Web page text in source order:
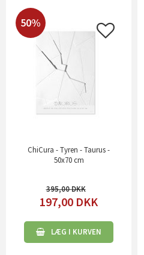
50%
ChiCura - Tyren - Taurus -
50x70 cm
395,00
197,00 DKK
LÆG I KURVEN